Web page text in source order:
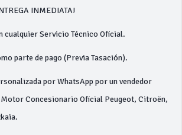
INMEDIATA!
cualquier Servicio Técnico Oficial.
parte de pago (Previa Tasación).
por WhatsApp por un vendedor
Concesionario Oficial Peugeot, Citroën,